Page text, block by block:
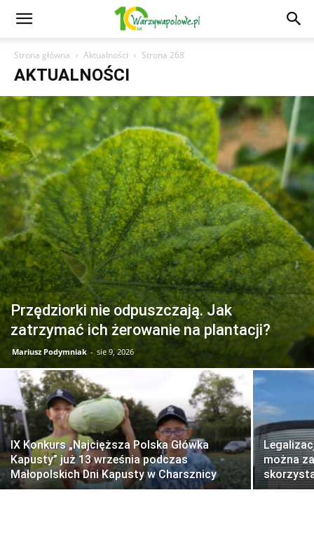
Strona główna Aktualności Strona 268
AKTUALNOŚCI
Przędziorki nie odpuszczają. Jak
zatrzymać ich żerowanie na plantacji?
Mariusz Podymniak - sie 9, 2026
IX Konkurs „Najcięższa Polska Główka
Kapusty” już 13 września podczas
Małopolskich Dni Kapusty w Charsznicy
można